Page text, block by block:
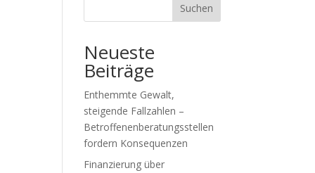
Suchen
Neueste
Beiträge
Enthemmte Gewalt,
steigende Fallzahlen –
Betroffenenberatungsstellen
fordern Konsequenzen
Finanzierung über